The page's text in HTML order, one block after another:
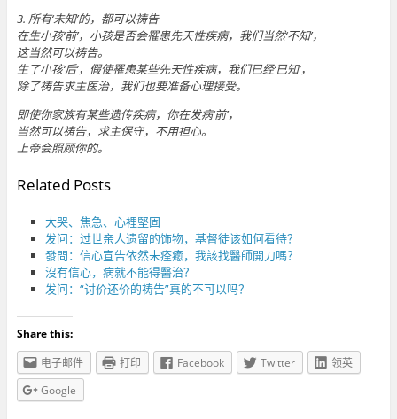
3. 所有‘未知’的，都可以祷告
在生小孩‘前’，小孩是否会罹患先天性疾病，我们当然‘不知’，
这当然可以祷告。
生了小孩‘后’，假使罹患某些先天性疾病，我们已经‘已知’，
除了祷告求主医治，我们也要准备心理接受。
即使你家族有某些遗传疾病，你在发病‘前’，
当然可以祷告，求主保守，不用担心。
上帝会照顾你的。
Related Posts
大哭、焦急、心裡堅固
发问：过世亲人遗留的饰物，基督徒该如何看待？
發問：信心宣告依然未痊癒，我該找醫師開刀嗎？
沒有信心，病就不能得醫治？
发问：“讨价还价的祷告”真的不可以吗？
Share this:
电子邮件
打印 Facebook Twitter
领英
Google